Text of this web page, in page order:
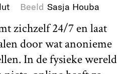
Beeld Sasja Houba
zichzelf 24/7 en laat
door wat anonieme
In de fysieke wereld